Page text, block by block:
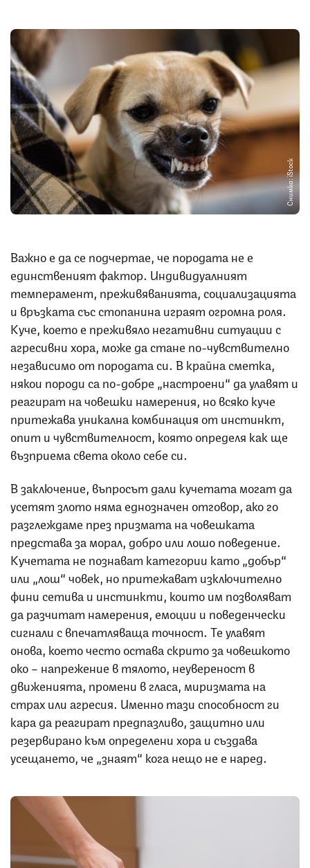
Снимка: iStock
Важно е да се подчертае, че породата не е
единственият фактор. Индивидуалният
темперамент, преживяванията, социализацията
и връзката със стопанина играят огромна роля.
Куче, което е преживяло негативни ситуации с
агресивни хора, може да стане по-чувствително
независимо от породата си. В крайна сметка,
някои породи са по-добре „настроени“ да улавят и
реагират на човешки намерения, но всяко куче
притежава уникална комбинация от инстинкт,
опит и чувствителност, която определя как ще
възприема света около себе си.
В заключение, въпросът дали кучетата могат да
усетят злото няма еднозначен отговор, ако го
разглеждаме през призмата на човешката
представа за морал, добро или лошо поведение.
Кучетата не познават категории като „добър“
или „лош“ човек, но притежават изключително
фини сетива и инстинкти, които им позволяват
да разчитат намерения, емоции и поведенчески
сигнали с впечатляваща точност. Те улавят
онова, което често остава скрито за човешкото
око – напрежение в тялото, неувереност в
движенията, промени в гласа, миризмата на
страх или агресия. Именно тази способност ги
кара да реагират предпазливо, защитно или
резервирано към определени хора и създава
усещането, че „знаят“ кога нещо не е наред.